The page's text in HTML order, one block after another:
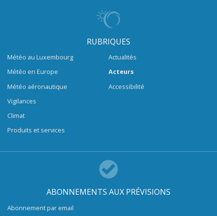
RUBRIQUES
Météo au Luxembourg
Météo en Europe
Météo aéronautique
Vigilances
Climat
Produits et services
Actualités
Acteurs
Accessibilité
ABONNEMENTS AUX PRÉVISIONS
Abonnement par email